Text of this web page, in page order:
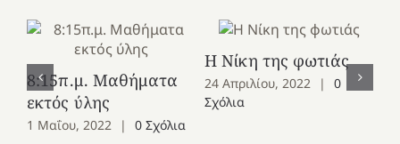
8:15π.μ. Μαθήματα
εκτός ύλης
1 Μαΐου, 2022 | 0 Σχόλια
Η Νίκη της φωτιάς
24 Απριλίου, 2022 |
0
Σχόλια